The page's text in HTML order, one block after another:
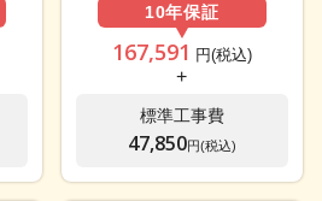
10年保証
167,591 円(税込)
+
標準工事費
47,850円(税込)